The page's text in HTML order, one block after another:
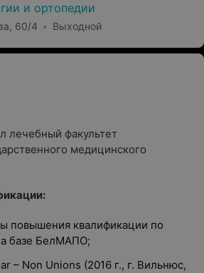
и ортопедии
60/4 Выходной
лечебный факультет
медицинского
повышения квалификации по
базе БелМАПО;
– Non Unions (2016 г., г. Вильнюс,